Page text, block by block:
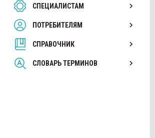
СПЕЦИАЛИСТАМ
ПОТРЕБИТЕЛЯМ
СПРАВОЧНИК
СЛОВАРЬ ТЕРМИНОВ